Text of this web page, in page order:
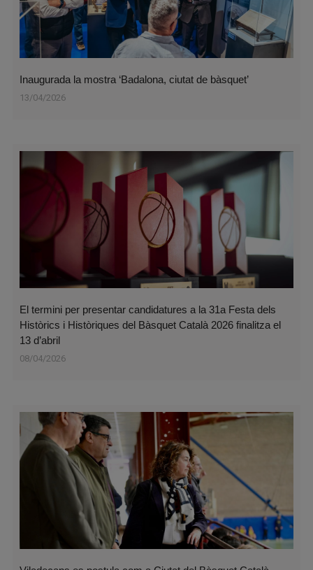
Inaugurada la mostra ‘Badalona, ciutat de bàsquet’
13/04/2026
El termini per presentar candidatures a la 31a Festa dels
Històrics i Històriques del Bàsquet Català 2026 finalitza el
13 d’abril
08/04/2026